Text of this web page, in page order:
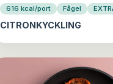
616 kcal/port Fågel
CITRONKYCKLING